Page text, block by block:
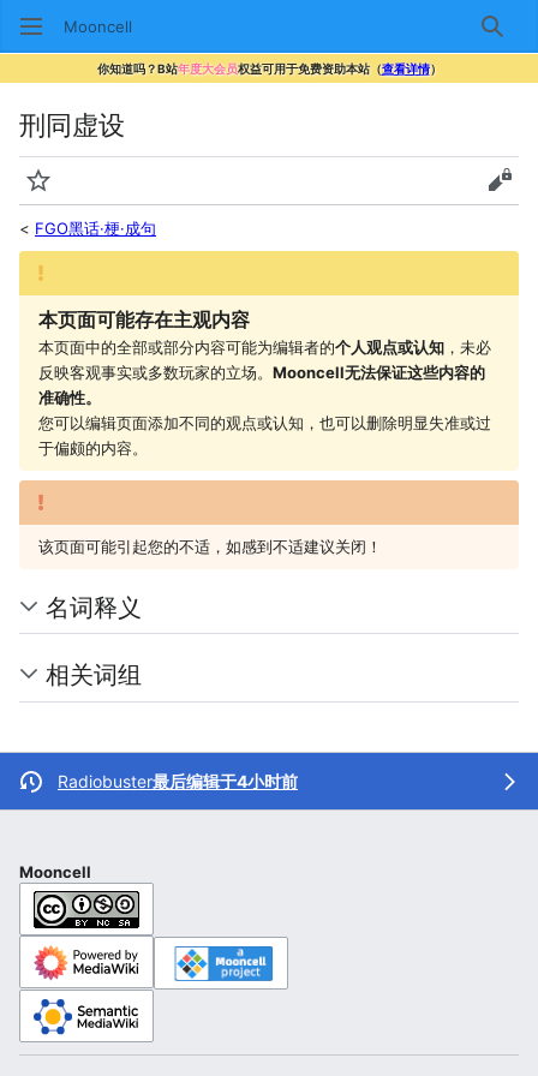
Mooncell 搜索
你知道吗？B站年度大会员权益可用于免费资助本站（查看详情）
刑同虚设
监视
查看
< FGO黑话·梗·成句
本页面可能存在主观内容
本页面中的全部或部分内容可能为编辑者的个人观点或认知 ，未必
反映客观事实或多数玩家的立场。 Mooncell无法保证这些内容的
准确性。
您可以编辑页面添加不同的观点或认知，也可以删除明显失准或过
于偏颇的内容。
该页面可能引起您的不适，如感到不适建议关闭！
名词释义
相关词组
Radiobuster最后编辑于4小时前
Mooncell